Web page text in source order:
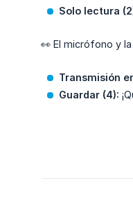
Solo lectura
👀 El micrófono y
Transmisión
Guardar (4):